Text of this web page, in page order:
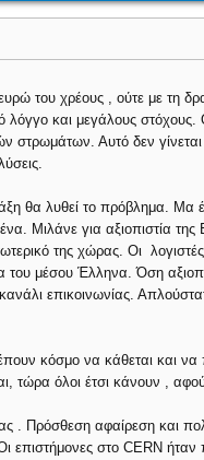
του χρέους , ούτε με τη
λόγγο και μεγάλους στόχους.
στρωμάτων. Αυτό δεν γίνεται
θα λυθεί το πρόβλημα. Μα
Μιλάνε για αξιοπιστία
της χώρας. Οι
του μέσου Έλληνα. Όση
επικοινωνίας.
κόσμο να κάθεται και να
τώρα όλοι έτσι κάνουν ,
. Πρόσθεση αφαίρεση και
στο CERN ήταν